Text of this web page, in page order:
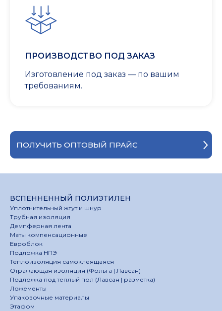
ПРОИЗВОДСТВО ПОД ЗАКАЗ
Изготовление под заказ — по вашим
требованиям.
ПОЛУЧИТЬ ОПТОВЫЙ ПРАЙС
ВСПЕННЕННЫЙ ПОЛИЭТИЛЕН
Уплотнительный жгут и шнур
Трубная изоляция
Демпферная лента
Маты компенсационные
Евроблок
Подложка НПЭ
Теплоизоляция самоклеящаяся
Отражающая изоляция (Фольга | Лавсан)
Подложка под теплый пол (Лавсан | разметка)
Ложементы
Упаковочные материалы
Этафом